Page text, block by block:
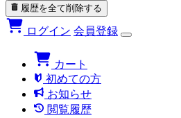
履歴を全て削除する
ログイン 会員登録
カート
初めての方
お知らせ
閲覧履歴